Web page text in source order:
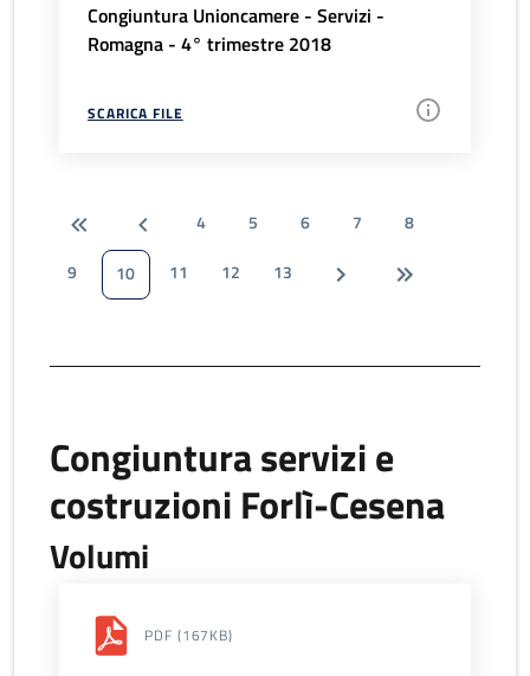
Congiuntura Unioncamere - Servizi -
Romagna - 4° trimestre 2018
SCARICA FILE
4 5 6 7
8
9
10 11 12 13
Congiuntura servizi e
costruzioni Forlì-Cesena
Volumi
PDF (167KB)